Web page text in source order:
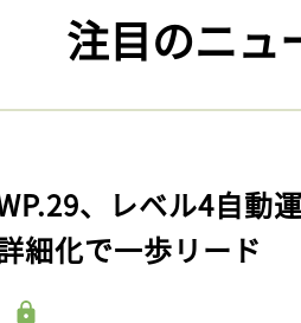
注目のニュ
WP.29、レベル4自動
細化で一歩リード
会員登録